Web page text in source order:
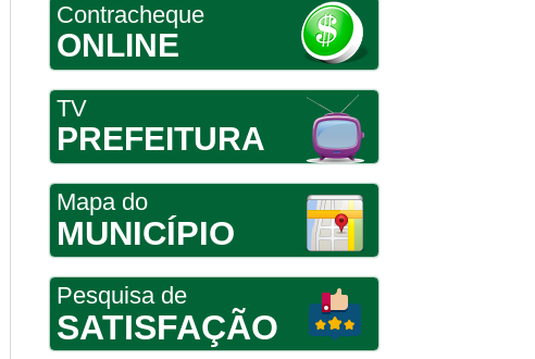
Contracheque
ONLINE
TV
PREFEITURA
Mapa do
MUNICÍPIO
Pesquisa de
SATISFAÇÃO